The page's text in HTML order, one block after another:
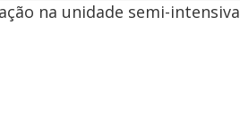
na unidade semi-intensiva